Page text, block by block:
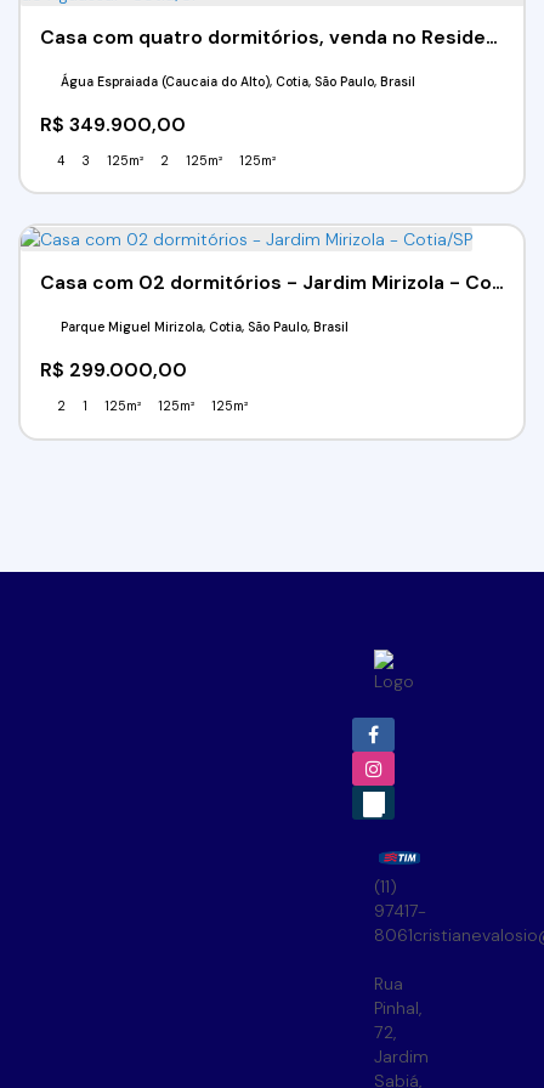
Casa com quatro dormitórios, venda no Residencial Flores do Aguassaí -Cotia/SP
R$ 349.900,00
Água Espraiada (Caucaia do Alto), Cotia, São Paulo, Brasil
4 3 125m² 2 125m² 125m²
Casa com 02 dormitórios - Jardim Mirizola - Cotia/SP
R$ 299.000,00
Parque Miguel Mirizola, Cotia, São Paulo, Brasil
2 1 125m² 125m² 125m²
(11)
97417-
8061
Rua
Pinhal,
72,
Jardim
Sabiá,